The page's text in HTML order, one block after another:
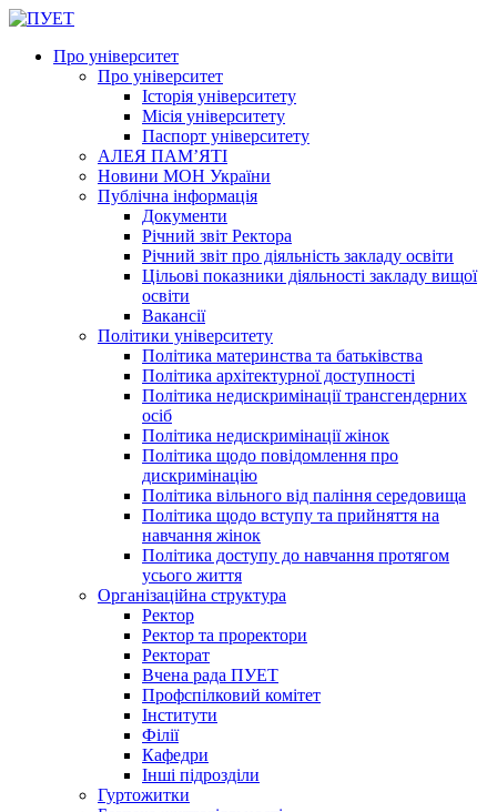
Про університет
Про університет
Історія університету
Місія університету
Паспорт університету
АЛЕЯ ПАМ’ЯТІ
Новини МОН України
Публічна інформація
Документи
Річний звіт Ректора
Річний звіт про діяльність закладу освіти
Цільові показники діяльності закладу вищої
освіти
Вакансії
Політики університету
Політика материнства та батьківства
Політика архітектурної доступності
Політика недискримінації трансгендерних
осіб
Політика недискримінації жінок
Політика щодо повідомлення про
дискримінацію
Політика вільного від паління середовища
Політика щодо вступу та прийняття на
навчання жінок
Політика доступу до навчання протягом
усього життя
Організаційна структура
Ректор
Ректор та проректори
Ректорат
Вчена рада ПУЕТ
Профспілковий комітет
Інститути
Філії
Кафедри
Інші підрозділи
Гуртожитки